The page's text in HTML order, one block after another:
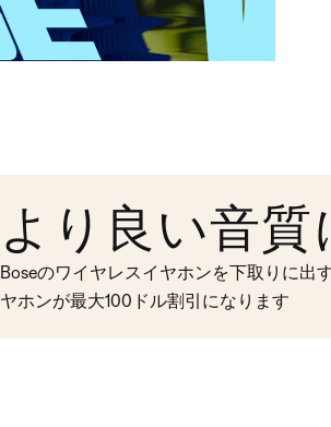
より良い音質
Boseのワイヤレスイヤホンを下取りに出
ヤホンが最大100ドル割引になります